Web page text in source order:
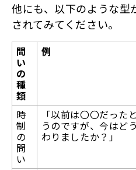
他にも、以下のような型
されてみてください。
問
い
の
種
類
例
時
制
の
問
い
「以前は〇〇だった
うのですが、今はど
わりましたか？」